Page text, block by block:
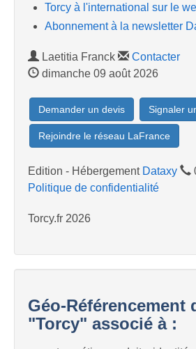
Torcy à l'international sur le
Abonnement à la newsletter
Laetitia Franck
Contacter
dimanche 09 août 2026
Demander un devis Signaler
Rejoindre le réseau LaFrance
Edition - Hébergement Dataxy
Politique de confidentialité
Torcy.fr 2026
Géo-Référencement
"Torcy" associé à :